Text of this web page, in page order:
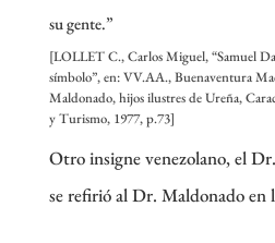
su gente.”
[LOLLET C., Carlos Miguel, “Samuel
símbolo”, en: VV.AA., Buenaventura
Maldonado, hijos ilustres de Ureña,
y Turismo, 1977, p.73]
Otro insigne venezolano, el
se refirió al Dr. Maldonado en